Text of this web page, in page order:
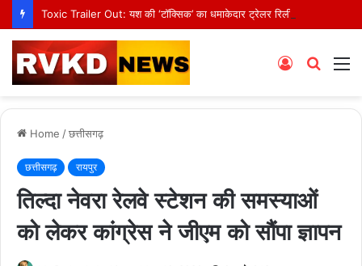
Search
Log
Home /छत्तीसगढ़
छत्तीसगढ़ रायपुर
तिल्दा नेवरा रेलवे स्टेशन की समस्याओं
को लेकर कांग्रेस ने जीएम को सौंपा ज्ञापन